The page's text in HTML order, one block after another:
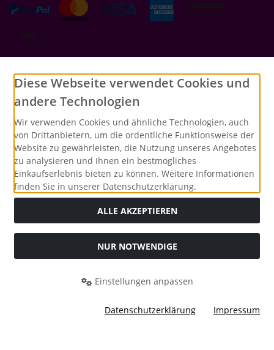
Social Media
Alle Preise inkl. gesetzl. MwSt. zzgl.Versandkosten
durchgestrichenen Preise entsprechen dem bisherigen Preis
Merrys Bastelstübchen - Der kreative Shop für Bastelfans. ©
Diese Webseite verwendet Cookies und
andere Technologien
Wir verwenden Cookies und ähnliche Technologien, auch
von Drittanbietern, um die ordentliche Funktionsweise der
Website zu gewährleisten, die Nutzung unseres Angebotes
zu analysieren und Ihnen ein bestmögliches
Einkaufserlebnis bieten zu können. Weitere Informationen
finden Sie in unserer Datenschutzerklärung.
ALLE AKZEPTIEREN
NUR NOTWENDIGE
Einstellungen anpassen
Datenschutzerklärung Impressum